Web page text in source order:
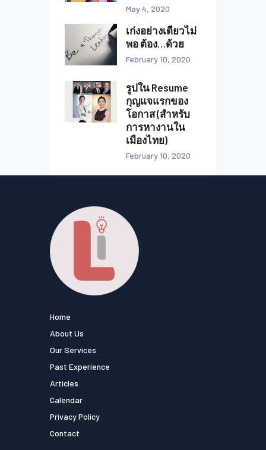
May 4, 2020
เก่งอย่างเดียวไม่
พอ ต้อง…ด้วย
February 10, 2020
รูปใน Resume
กุญแจแรกของ
โอกาส (สำหรับ
การหางานใน
เมืองไทย)
February 10, 2020
Home
About Us
Our Services
Past Experience
Articles
Calendar
Privacy Policy
Contact